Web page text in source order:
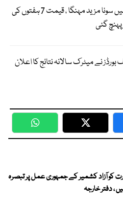
عالمی مارکیٹ میں سونا مزید مہنگا ، قیمت 7 ہفتوں کی
گئی
نے میٹرک سالانہ نتائج کا اعلان
WhatsApp Twitter
کو آزاد کشمیر کے جمہوری عمل پر تبصرہ
، دفتر خارجہ